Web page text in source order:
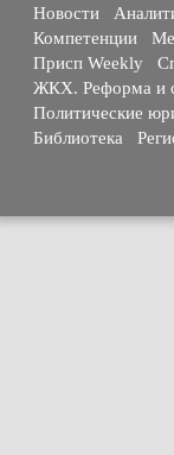
Новости
Компетенции
Присп Weekly
ЖКХ. Реформа и
Политические
Библиотека